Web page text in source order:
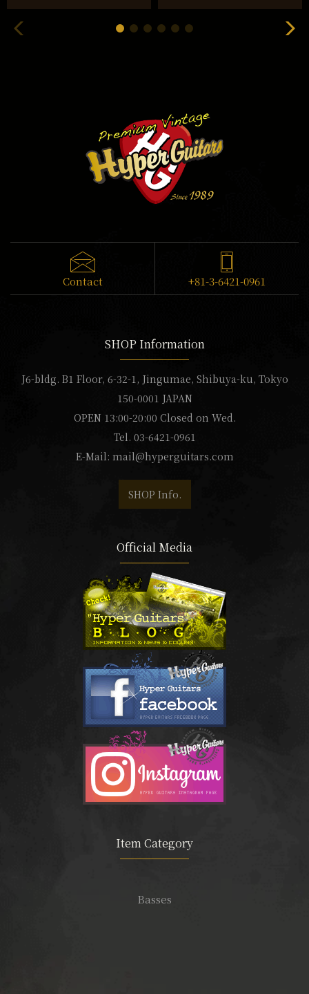
Contact +81-3-6421-0961
SHOP Information
J6-bldg. B1 Floor, 6-32-1, Jingumae, Shibuya-ku, Tokyo
150-0001 JAPAN
OPEN 13:00-20:00 Closed on Wed.
Tel. 03-6421-0961
E-Mail: mail@hyperguitars.com
SHOP Info.
Official Media
Item Category
Basses